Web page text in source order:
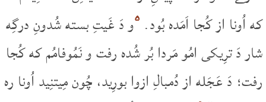
که اُونا از کُجا اَمَده بُود. ۵و دَ غَیتِ بسته شُدونِ درگِه
شار دَ ترِیکی امُو مَردا بُر شُده رفت و نَمُوفامُم که کُجا
رفت؛ دَ عَجَله از دُمبالِ ازوا بورِید، چُون مِیتنِید اُونا ره